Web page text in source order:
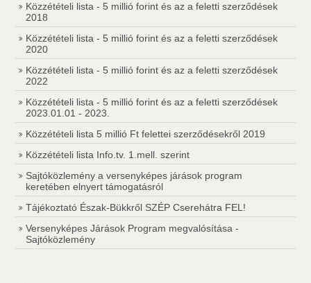
Közzétételi lista - 5 millió forint és az a feletti szerződések
2018
Közzétételi lista - 5 millió forint és az a feletti szerződések
2020
Közzétételi lista - 5 millió forint és az a feletti szerződések
2022
Közzétételi lista - 5 millió forint és az a feletti szerződések
2023.01.01 - 2023.
Közzétételi lista 5 millió Ft felettei szerződésekről 2019
Közzétételi lista Info.tv. 1.mell. szerint
Sajtóközlemény a versenyképes járások program
keretében elnyert támogatásról
Tájékoztató Észak-Bükkről SZÉP Cserehátra FEL!
Versenyképes Járások Program megvalósítása -
Sajtóközlemény